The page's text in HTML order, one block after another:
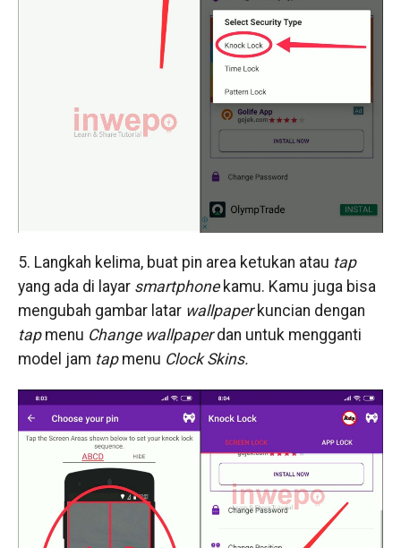
5. Langkah kelima, buat pin area ketukan atau tap
yang ada di layar smartphonekamu. Kamu juga bisa
mengubah gambar latar wallpaperkuncian dengan
tapmenu Change wallpaperdan untuk mengganti
model jam tapmenu Clock Skins.